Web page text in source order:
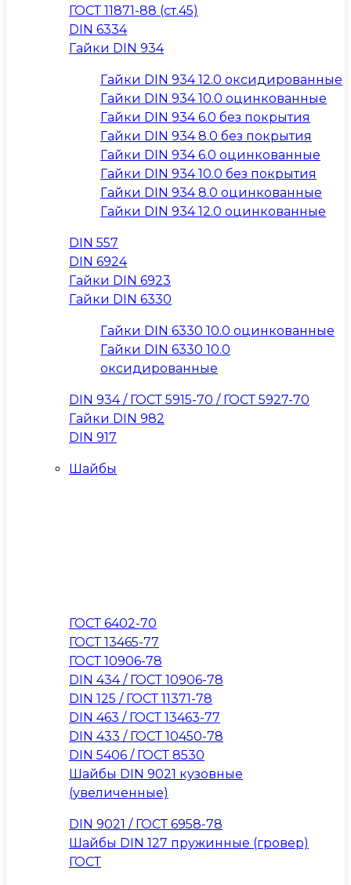
ГОСТ 11871-88 (ст.45)
DIN 6334
Гайки DIN 934
Гайки DIN 934 12.0 оксидированные
Гайки DIN 934 10.0 оцинкованные
Гайки DIN 934 6.0 без покрытия
Гайки DIN 934 8.0 без покрытия
Гайки DIN 934 6.0 оцинкованные
Гайки DIN 934 10.0 без покрытия
Гайки DIN 934 8.0 оцинкованные
Гайки DIN 934 12.0 оцинкованные
DIN 557
DIN 6924
Гайки DIN 6923
Гайки DIN 6330
Гайки DIN 6330 10.0 оцинкованные
Гайки DIN 6330 10.0
оксидированные
DIN 934 / ГОСТ 5915-70 / ГОСТ 5927-70
Гайки DIN 982
DIN 917
Шайбы
ГОСТ 6402-70
ГОСТ 13465-77
ГОСТ 10906-78
DIN 434 / ГОСТ 10906-78
DIN 125 / ГОСТ 11371-78
DIN 463 / ГОСТ 13463-77
DIN 433 / ГОСТ 10450-78
DIN 5406 / ГОСТ 8530
Шайбы DIN 9021 кузовные
(увеличенные)
DIN 9021 / ГОСТ 6958-78
Шайбы DIN 127 пружинные (гровер)
ГОСТ